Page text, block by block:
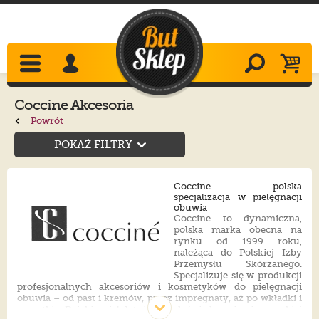
Coccine Akcesoria
Powrót
POKAŻ FILTRY
Coccine – polska
specjalizacja w pielęgnacji
obuwia
Coccine to dynamiczna,
polska marka obecna na
rynku od 1999 roku,
należąca do Polskiej Izby
Przemysłu Skórzanego.
Specjalizuje się w produkcji
profesjonalnych akcesoriów i kosmetyków do pielęgnacji
obuwia – od past i kremów, przez impregnaty, aż po wkładki i
szczotki. Dzięki wieloletniemu doświadczeniu i wysokiej